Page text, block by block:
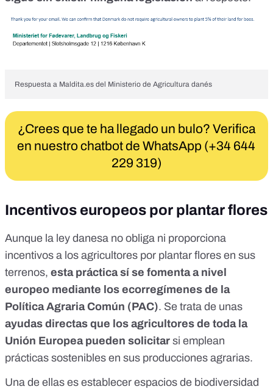
Respuesta a Maldita.es del Ministerio de Agricultura danés
¿Crees que te ha llegado un bulo? Verifica
en nuestro chatbot de WhatsApp (+34 644
229 319)
Incentivos europeos por plantar flores
Aunque la ley danesa no obliga ni proporciona
incentivos a los agricultores por plantar flores en sus
terrenos, esta práctica sí se fomenta a nivel
europeo mediante los ecorregímenes de la
Política Agraria Común (PAC). Se trata de unas
ayudas directas que los agricultores de toda la
Unión Europea pueden solicitar si emplean
prácticas sostenibles en sus producciones agrarias.
Una de ellas es establecer espacios de biodiversidad